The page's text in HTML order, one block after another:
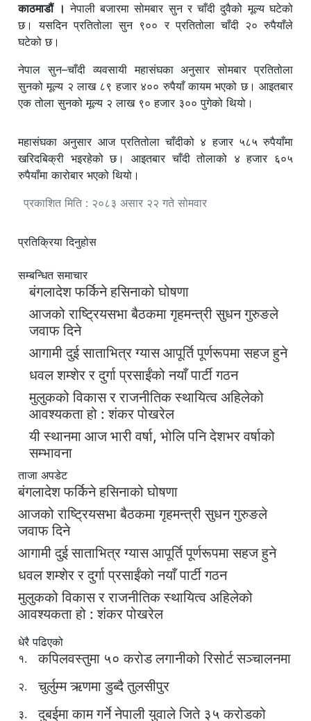
काठमाडौं ।नेपाली बजारमा सोमबार सुन र चाँदी दुवैको मूल्य घटेको
छ। यसदिन प्रतितोला सुन ९०० र प्रतितोला चाँदी २० रुपैयाँले
घटेको छ।
नेपाल सुन–चाँदी व्यवसायी महासंघका अनुसार सोमबार प्रतितोला
सुनको मूल्य २ लाख ८९ हजार ४०० रुपैयाँ कायम भएको छ। आइतबार
एक तोला सुनको मूल्य २ लाख ९० हजार ३०० पुगेको थियो।
महासंघका अनुसार आज प्रतितोला चाँदीको ४ हजार ५८५ रुपैयाँमा
खरिदबिक्री भइरहेको छ। आइतबार चाँदी तोलाको ४ हजार ६०५
रुपैयाँमा कारोबार भएको थियो।
प्रकाशित मिति : २०८३ असार २२ गते सोमवार
प्रतिक्रिया दिनुहोस
सम्बन्धित समाचार
बंगलादेश फर्किने हसिनाको घोषणा
आजको राष्ट्रियसभा बैठकमा गृहमन्त्री सुधन गुरुङले
जवाफ दिने
आगामी दुई साताभित्र ग्यास आपूर्ति पूर्णरूपमा सहज हुने
धवल शम्शेर र दुर्गा प्रसाईंको नयाँ पार्टी गठन
मुलुकको विकास र राजनीतिक स्थायित्व अहिलेको
आवश्यकता हो : शंकर पोखरेल
यी स्थानमा आज भारी वर्षा, भोलि पनि देशभर वर्षाको
सम्भावना
ताजा अपडेट
बंगलादेश फर्किने हसिनाको घोषणा
आजको राष्ट्रियसभा बैठकमा गृहमन्त्री सुधन गुरुङले
जवाफ दिने
आगामी दुई साताभित्र ग्यास आपूर्ति पूर्णरूपमा सहज हुने
धवल शम्शेर र दुर्गा प्रसाईंको नयाँ पार्टी गठन
मुलुकको विकास र राजनीतिक स्थायित्व अहिलेको
आवश्यकता हो : शंकर पोखरेल
धेरै पढिएको
१.
कपिलवस्तुमा ५० करोड लगानीको रिसोर्ट सञ्चालनमा
२. चुर्लुम्म ऋणमा डुब्दै तुलसीपुर
३. दुबईमा काम गर्ने नेपाली युवाले जिते ३५ करोडको